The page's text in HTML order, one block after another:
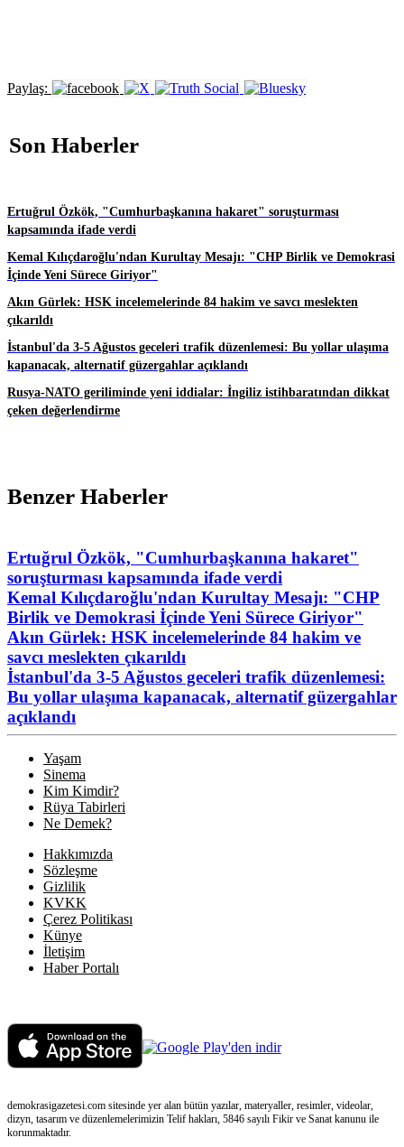
Paylaş:
Son Haberler
Ertuğrul Özkök, "Cumhurbaşkanına hakaret" soruşturması
kapsamında ifade verdi
Kemal Kılıçdaroğlu'ndan Kurultay Mesajı: "CHP Birlik ve Demokrasi
İçinde Yeni Sürece Giriyor"
Akın Gürlek: HSK incelemelerinde 84 hakim ve savcı meslekten
çıkarıldı
İstanbul'da 3-5 Ağustos geceleri trafik düzenlemesi: Bu yollar ulaşıma
kapanacak, alternatif güzergahlar açıklandı
Rusya-NATO geriliminde yeni iddialar: İngiliz istihbaratından dikkat
çeken değerlendirme
Benzer Haberler
Ertuğrul Özkök, "Cumhurbaşkanına hakaret"
soruşturması kapsamında ifade verdi
Kemal Kılıçdaroğlu'ndan Kurultay Mesajı: "CHP
Birlik ve Demokrasi İçinde Yeni Sürece Giriyor"
Akın Gürlek: HSK incelemelerinde 84 hakim ve
savcı meslekten çıkarıldı
İstanbul'da 3-5 Ağustos geceleri trafik düzenlemesi:
Bu yollar ulaşıma kapanacak, alternatif güzergahlar
açıklandı
Yaşam
Sinema
Kim Kimdir?
Rüya Tabirleri
Ne Demek?
Hakkımızda
Sözleşme
Gizlilik
KVKK
Çerez Politikası
Künye
İletişim
Haber Portalı
demokrasigazetesi.com sitesinde yer alan bütün yazılar, materyaller, resimler, videolar,
dizyn, tasarım ve düzenlemelerimizin Telif hakları, 5846 sayılı Fikir ve Sanat kanunu ile
korunmaktadır.